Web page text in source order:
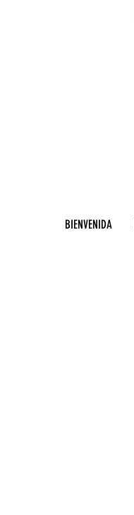
BIENVENIDA